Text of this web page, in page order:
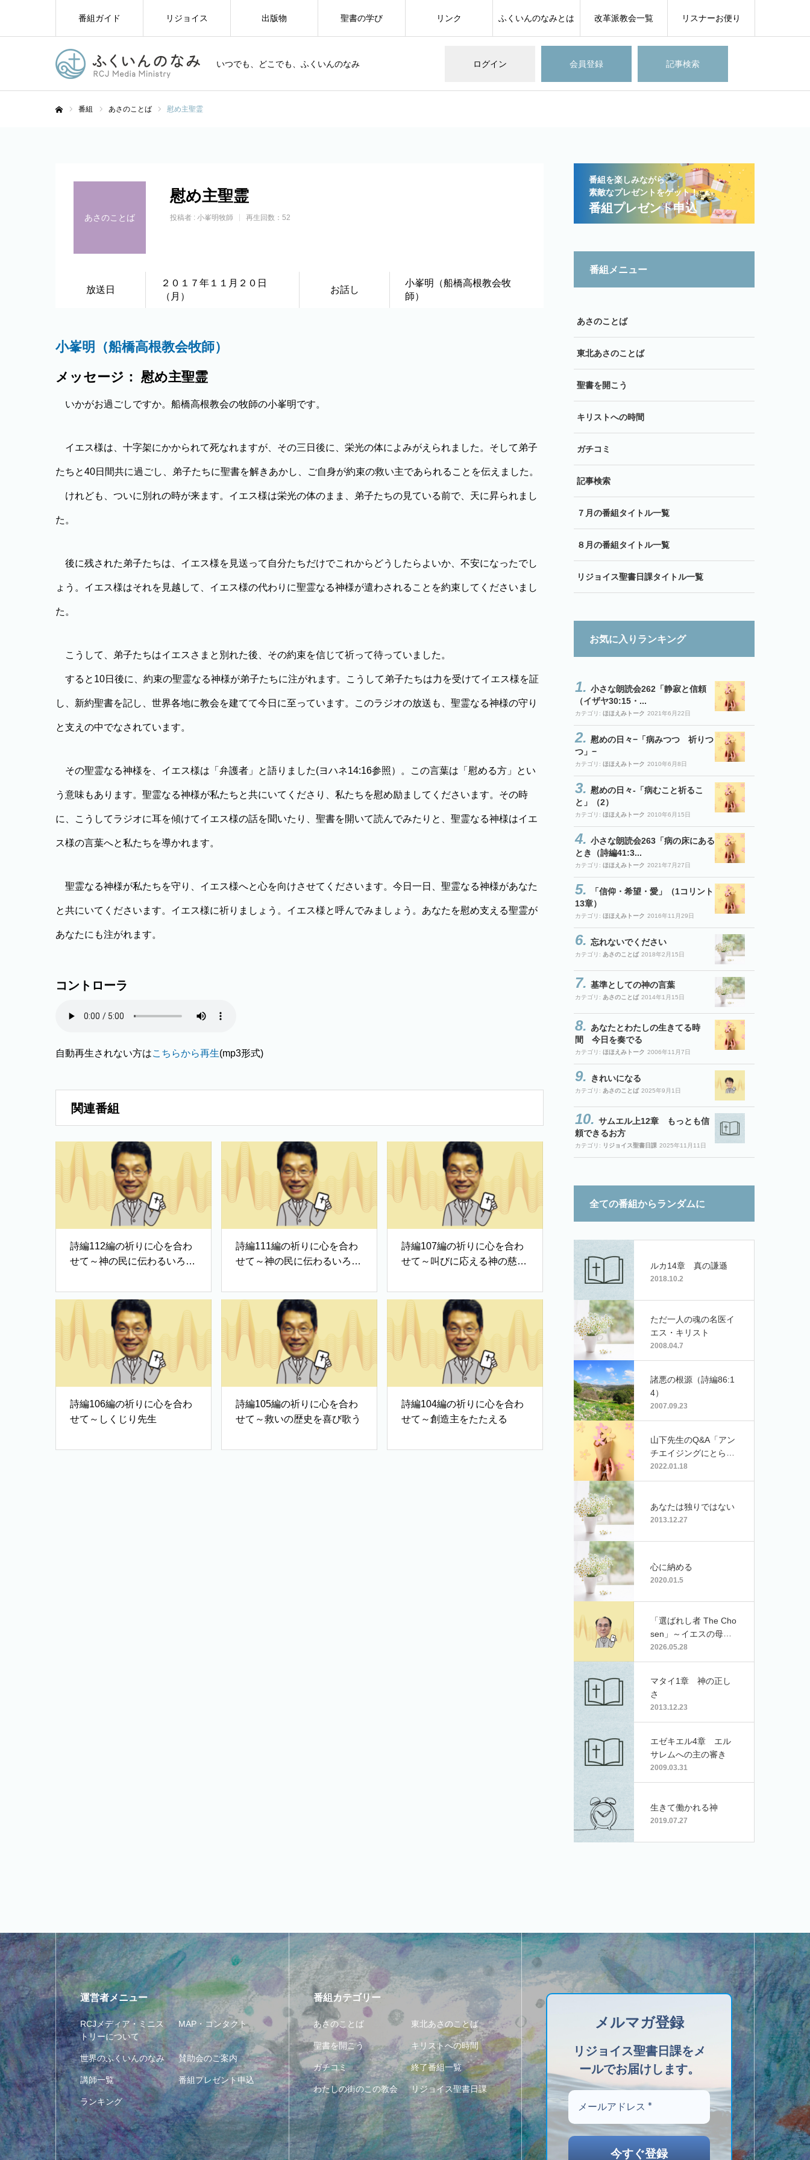
いつでも、どこでも、ふくいんのなみ ログイン 会員登録 記事検索
番組ガイド リジョイス 出版物 聖書の学び リンク ふくいんのなみとは 改革派教会一覧 リスナーお便り
番組 あさのことば 慰め主聖霊
あさのことば
慰め主聖霊
投稿者 : 小峯明牧師 再生回数：52
放送日
２０１７年１１月２０日
（月）
お話し
小峯明（船橋高根教会牧
師）
小峯明（船橋高根教会牧師）
メッセージ： 慰め主聖霊
いかがお過ごしですか。船橋高根教会の牧師の小峯明です。
イエス様は、十字架にかかられて死なれますが、その三日後に、栄光の体によみがえられました。そして弟子
たちと40日間共に過ごし、弟子たちに聖書を解きあかし、ご自身が約束の救い主であられることを伝えました。
けれども、ついに別れの時が来ます。イエス様は栄光の体のまま、弟子たちの見ている前で、天に昇られまし
た。
後に残された弟子たちは、イエス様を見送って自分たちだけでこれからどうしたらよいか、不安になったでし
ょう。イエス様はそれを見越して、イエス様の代わりに聖霊なる神様が遣わされることを約束してくださいまし
た。
こうして、弟子たちはイエスさまと別れた後、その約束を信じて祈って待っていました。
すると10日後に、約束の聖霊なる神様が弟子たちに注がれます。こうして弟子たちは力を受けてイエス様を証
し、新約聖書を記し、世界各地に教会を建てて今日に至っています。このラジオの放送も、聖霊なる神様の守り
と支えの中でなされています。
その聖霊なる神様を、イエス様は「弁護者」と語りました(ヨハネ14:16参照）。この言葉は「慰める方」とい
う意味もあります。聖霊なる神様が私たちと共にいてくださり、私たちを慰め励ましてくださいます。その時
に、こうしてラジオに耳を傾けてイエス様の話を聞いたり、聖書を開いて読んでみたりと、聖霊なる神様はイエ
ス様の言葉へと私たちを導かれます。
聖霊なる神様が私たちを守り、イエス様へと心を向けさせてくださいます。今日一日、聖霊なる神様があなた
と共にいてくださいます。イエス様に祈りましょう。イエス様と呼んでみましょう。あなたを慰め支える聖霊が
あなたにも注がれます。
コントローラ
自動再生されない方はこちらから再生(mp3形式)
関連番組
詩編112編の祈りに心を合わ
せて～神の民に伝わるいろは
詩編111編の祈りに心を合わ
せて～神の民に伝わるいろは
詩編107編の祈りに心を合わ
せて～叫びに応える神の慈し
詩編106編の祈りに心を合わ
せて～しくじり先生
詩編105編の祈りに心を合わ
せて～救いの歴史を喜び歌う
詩編104編の祈りに心を合わ
せて～創造主をたたえる
番組を楽しみながら、
素敵なプレゼントをゲット！
番組プレゼント申込
番組メニュー
あさのことば
東北あさのことば
聖書を開こう
キリストへの時間
ガチコミ
記事検索
７月の番組タイトル一覧
８月の番組タイトル一覧
リジョイス聖書日課タイトル一覧
お気に入りランキング
小さな朗読会262「静寂と信頼
（イザヤ30:15・...
カテゴリ: ほほえみトーク 2021年6月22日
慰めの日々−「病みつつ 祈りつ
つ」−
カテゴリ: ほほえみトーク 2010年6月8日
慰めの日々-「病むこと祈るこ
と」（2）
カテゴリ: ほほえみトーク 2010年6月15日
小さな朗読会263「病の床にある
とき（詩編41:3...
カテゴリ: ほほえみトーク 2021年7月27日
「信仰・希望・愛」（1コリント
13章）
カテゴリ: ほほえみトーク 2016年11月29日
忘れないでください
カテゴリ: あさのことば 2018年2月15日
基準としての神の言葉
カテゴリ: あさのことば 2014年1月15日
あなたとわたしの生きてる時
間 今日を奏でる
カテゴリ: ほほえみトーク 2006年11月7日
きれいになる
カテゴリ: あさのことば 2025年9月1日
サムエル上12章 もっとも信
頼できるお方
カテゴリ: リジョイス聖書日課 2025年11月11日
全ての番組からランダムに
ルカ14章 真の謙遜
2018.10.2
ただ一人の魂の名医イ
エス・キリスト
2008.04.7
諸悪の根源（詩編86:1
4）
2007.09.23
山下先生のQ&A「アン
チエイジングにとらわ
れる悩み」（光子さ
ん）
2022.01.18
あなたは独りではない
2013.12.27
心に納める
2020.01.5
「選ばれし者 The Cho
sen」～イエスの母マ
リアとトマス
2026.05.28
マタイ1章 神の正し
さ
2013.12.23
エゼキエル4章 エル
サレムへの主の審き
2009.03.31
生きて働かれる神
2019.07.27
運営者メニュー
RCJメディア・ミニス
トリーについて
MAP・コンタクト
世界のふくいんのなみ 賛助会のご案内
講師一覧 番組プレゼント申込
ランキング
番組カテゴリー
あさのことば 東北あさのことば
聖書を開こう キリストへの時間
ガチコミ 終了番組一覧
わたしの街のこの教会 リジョイス聖書日課
メルマガ登録
リジョイス聖書日課をメ
ールでお届けします。